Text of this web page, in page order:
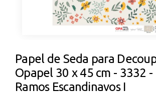
Papel de Seda para
Opapel 30 x 45 cm - 3332 -
Ramos Escandinavos I